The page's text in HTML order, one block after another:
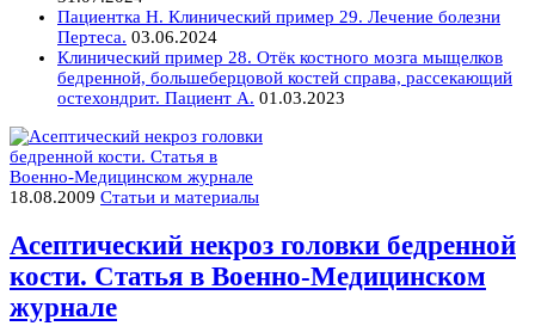
Пациентка Н. Клинический пример 29. Лечение болезни
Пертеса. 03.06.2024
Клинический пример 28. Отёк костного мозга мыщелков
бедренной, большеберцовой костей справа, рассекающий
остехондрит. Пациент А. 01.03.2023
18.08.2009 Статьи и материалы
Асептический некроз головки бедренной
кости. Статья в Военно-Медицинском
журнале